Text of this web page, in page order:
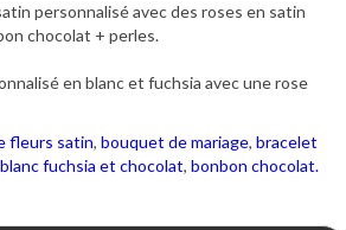
personnalisé avec des roses en satin
chocolat + perles.
en blanc et fuchsia avec une rose
fleurs satin, bouquet de mariage, bracelet
blanc fuchsia et chocolat, bonbon chocolat.